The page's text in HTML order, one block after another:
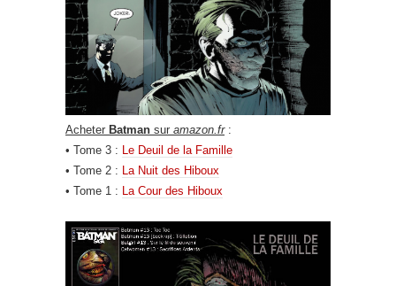
Acheter Batman sur amazon.fr:
• Tome 3 : Le Deuil de la Famille
• Tome 2 : La Nuit des Hiboux
• Tome 1 : La Cour des Hiboux